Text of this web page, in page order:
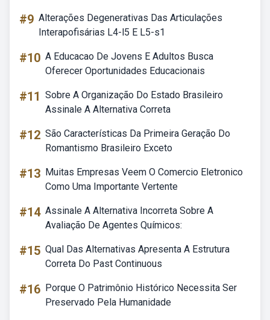
#9 Alterações Degenerativas Das Articulações
Interapofisárias L4-l5 E L5-s1
#10 A Educacao De Jovens E Adultos Busca
Oferecer Oportunidades Educacionais
#11 Sobre A Organização Do Estado Brasileiro
Assinale A Alternativa Correta
#12 São Características Da Primeira Geração Do
Romantismo Brasileiro Exceto
#13 Muitas Empresas Veem O Comercio Eletronico
Como Uma Importante Vertente
#14 Assinale A Alternativa Incorreta Sobre A
Avaliação De Agentes Químicos:
#15 Qual Das Alternativas Apresenta A Estrutura
Correta Do Past Continuous
#16 Porque O Patrimônio Histórico Necessita Ser
Preservado Pela Humanidade